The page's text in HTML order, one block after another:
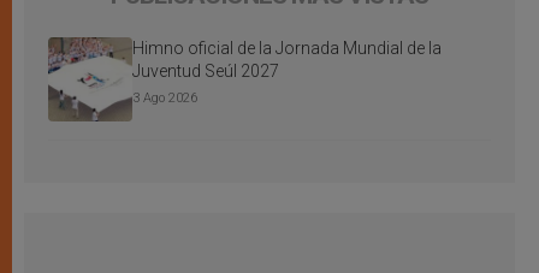
Himno oficial de la Jornada Mundial de la
Juventud Seúl 2027
3 Ago 2026